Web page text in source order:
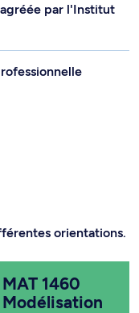
par l'Institut
orientations.
MAT 1460
Modélisation